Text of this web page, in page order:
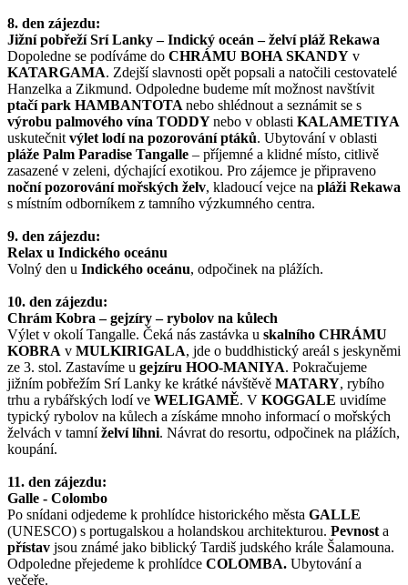
8. den zájezdu:
Jižní pobřeží Srí Lanky – Indický oceán – želví pláž Rekawa
Dopoledne se podíváme do CHRÁMU BOHA SKANDY v
KATARGAMA. Zdejší slavnosti opět popsali a natočili cestovatelé
Hanzelka a Zikmund. Odpoledne budeme mít možnost navštívit
ptačí park HAMBANTOTAnebo shlédnout a seznámit se s
výrobu palmového vína TODDYnebo v oblasti KALAMETIYA
uskutečnitvýlet lodí na pozorování ptáků. Ubytování v oblasti
pláže Palm Paradise Tangalle – příjemné a klidné místo, citlivě
zasazené v zeleni, dýchající exotikou. Pro zájemce je připraveno
noční pozorování mořských želv, kladoucí vejce na pláži Rekawa
s místním odborníkem z tamního výzkumného centra.
9. den zájezdu:
Relax u Indického oceánu
Volný den u Indického oceánu, odpočinek na plážích.
10. den zájezdu:
Chrám Kobra – gejzíry – rybolov na kůlech
Výlet v okolí Tangalle. Čeká nás zastávka u skalního CHRÁMU
KOBRA v MULKIRIGALA, jde o buddhistický areál s jeskyněmi
ze 3. stol. Zastavíme u gejzíru HOO-MANIYA. Pokračujeme
jižním pobřežím Srí Lanky ke krátké návštěvě MATARY, rybího
trhu a rybářských lodí ve WELIGAMĚ. V KOGGALE uvidíme
typický rybolov na kůlech a získáme mnoho informací o mořských
želvách v tamníželví líhni. Návrat do resortu, odpočinek na plážích,
koupání.
11. den zájezdu:
Galle - Colombo
Po snídani odjedeme k prohlídce historického města GALLE
(UNESCO) s portugalskou a holandskou architekturou. Pevnosta
přístav jsou známé jako biblický Tardiš judského krále Šalamouna.
Odpoledne přejedeme k prohlídce COLOMBA. Ubytování a
večeře.